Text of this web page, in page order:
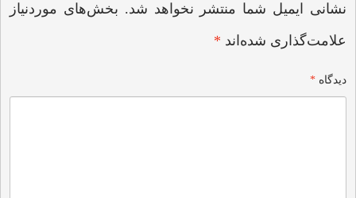
نشانی ایمیل شما منتشر نخواهد شد. بخش‌های موردنیاز
علامت‌گذاری شده‌اند *
دیدگاه*